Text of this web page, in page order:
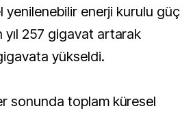
yenilenebilir enerji kurulu güç
yıl 257 gigavat artarak
yükseldi.
sonunda toplam küresel